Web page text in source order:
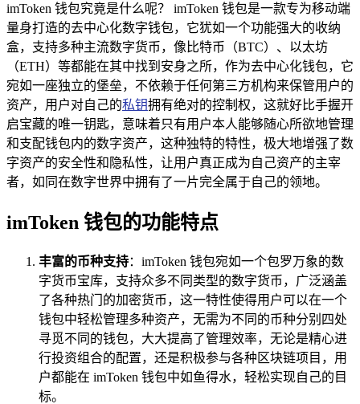
imToken 钱包究竟是什么呢？ imToken 钱包是一款专为移动端
量身打造的去中心化数字钱包，它犹如一个功能强大的收纳
盒，支持多种主流数字货币，像比特币（BTC）、以太坊
（ETH）等都能在其中找到安身之所，作为去中心化钱包，它
宛如一座独立的堡垒，不依赖于任何第三方机构来保管用户的
资产，用户对自己的私钥拥有绝对的控制权，这就好比手握开
启宝藏的唯一钥匙，意味着只有用户本人能够随心所欲地管理
和支配钱包内的数字资产，这种独特的特性，极大地增强了数
字资产的安全性和隐私性，让用户真正成为自己资产的主宰
者，如同在数字世界中拥有了一片完全属于自己的领地。
imToken 钱包的功能特点
丰富的币种支持：imToken 钱包宛如一个包罗万象的数
字货币宝库，支持众多不同类型的数字货币，广泛涵盖
了各种热门的加密货币，这一特性使得用户可以在一个
钱包中轻松管理多种资产，无需为不同的币种分别四处
寻觅不同的钱包，大大提高了管理效率，无论是精心进
行投资组合的配置，还是积极参与各种区块链项目，用
户都能在 imToken 钱包中如鱼得水，轻松实现自己的目
标。